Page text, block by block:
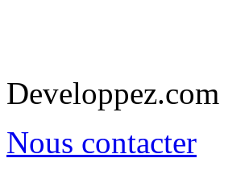
Developpez.com
Nous contacter